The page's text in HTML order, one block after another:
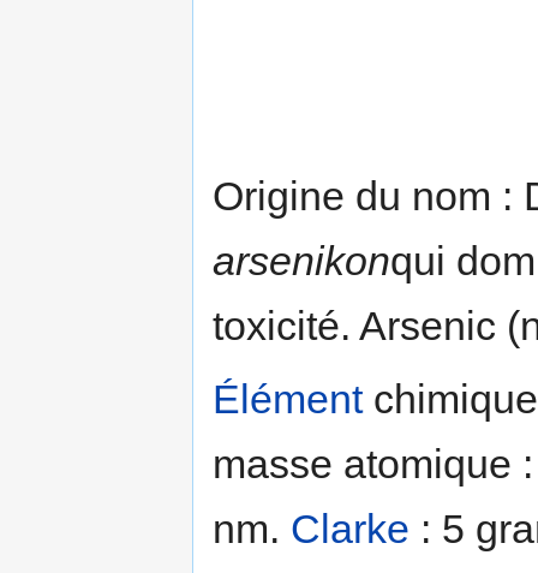
Origine du nom :
arsenikonqui
toxicité. Arsenic
Élément
masse atomique
nm. Clarke : 5